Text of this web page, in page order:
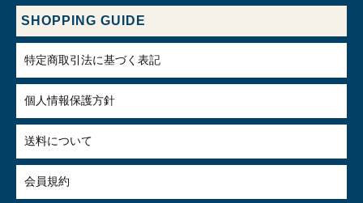
SHOPPING GUIDE
特定商取引法に基づく表記
個人情報保護方針
送料について
会員規約